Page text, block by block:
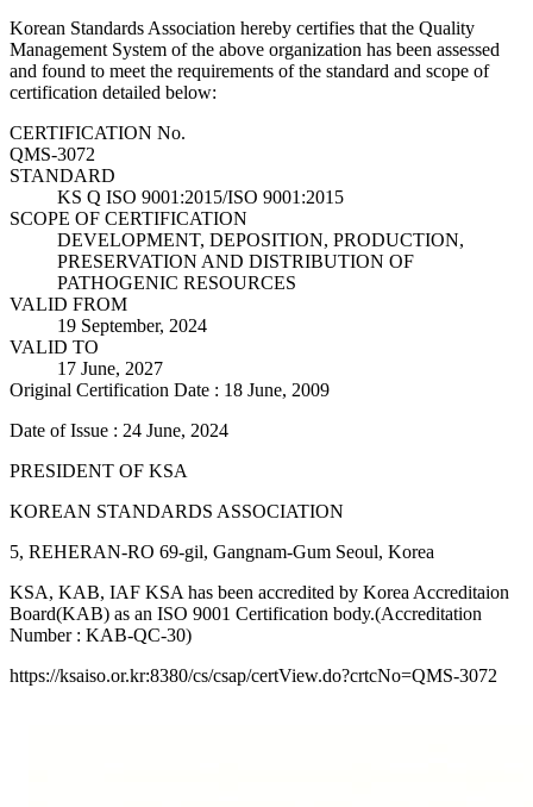
Korean Standards Association hereby certifies that the Quality
Management System of the above organization has been assessed
and found to meet the requirements of the standard and scope of
certification detailed below:
CERTIFICATION No.
QMS-3072
STANDARD
KS Q ISO 9001:2015/ISO 9001:2015
SCOPE OF CERTIFICATION
DEVELOPMENT, DEPOSITION, PRODUCTION,
PRESERVATION AND DISTRIBUTION OF
PATHOGENIC RESOURCES
VALID FROM
19 September, 2024
VALID TO
17 June, 2027
Original Certification Date : 18 June, 2009
Date of Issue : 24 June, 2024
PRESIDENT OF KSA
KOREAN STANDARDS ASSOCIATION
5, REHERAN-RO 69-gil, Gangnam-Gum Seoul, Korea
KSA, KAB, IAF KSA has been accredited by Korea Accreditaion
Board(KAB) as an ISO 9001 Certification body.(Accreditation
Number : KAB-QC-30)
https://ksaiso.or.kr:8380/cs/csap/certView.do?crtcNo=QMS-3072